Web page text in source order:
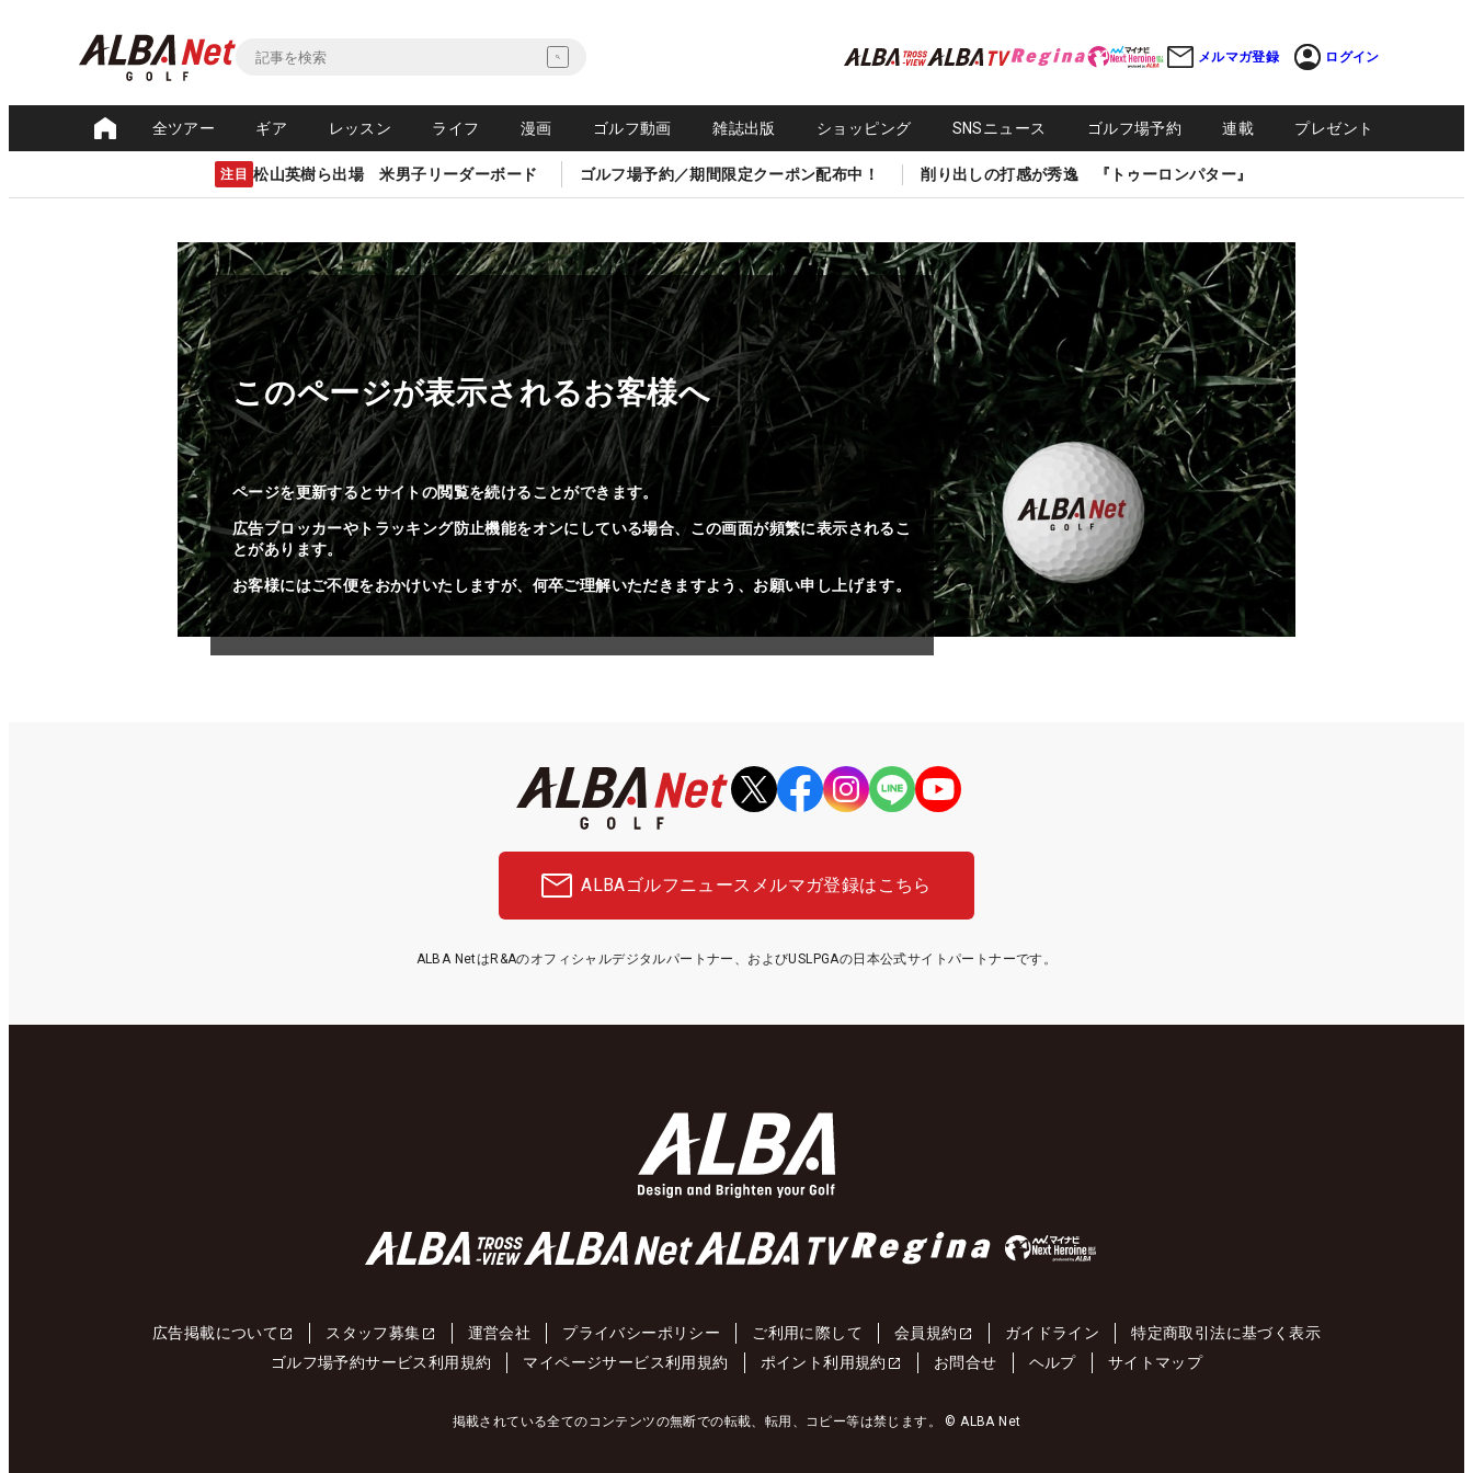
メルマガ登録 ログイン
全ツアー ギア レッスン ライフ 漫画 ゴルフ動画 雑誌出版 ショッピング SNSニュース ゴルフ場予約 連載 プレゼント
注目 松山英樹ら出場 米男子リーダーボード ゴルフ場予約／期間限定クーポン配布中！ 削り出しの打感が秀逸 『トゥーロンパター』
このページが表示されるお客様へ
ページを更新するとサイトの閲覧を続けることができます。
広告ブロッカーやトラッキング防止機能をオンにしている場合、この画面が頻繁に表示されるこ
とがあります。
お客様にはご不便をおかけいたしますが、何卒ご理解いただきますよう、お願い申し上げます。
ALBAゴルフニュース メルマガ登録はこちら
ALBA NetはR&Aのオフィシャルデジタルパートナー、およびUSLPGAの日本公式サイトパートナーです。
広告掲載について スタッフ募集 運営会社 プライバシーポリシー ご利用に際して 会員規約 ガイドライン
特定商取引法に基づく表示
ゴルフ場予約サービス利用規約
マイページサービス利用規約 ポイント利用規約 お問合せ ヘルプ サイトマップ
掲載されている全てのコンテンツの無断での転載、転用、コピー等は禁じます。 © ALBA Net